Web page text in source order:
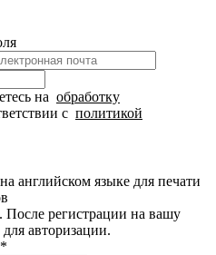
на обработку
с политикой
английском языке для печати
регистрации на вашу
авторизации.
*